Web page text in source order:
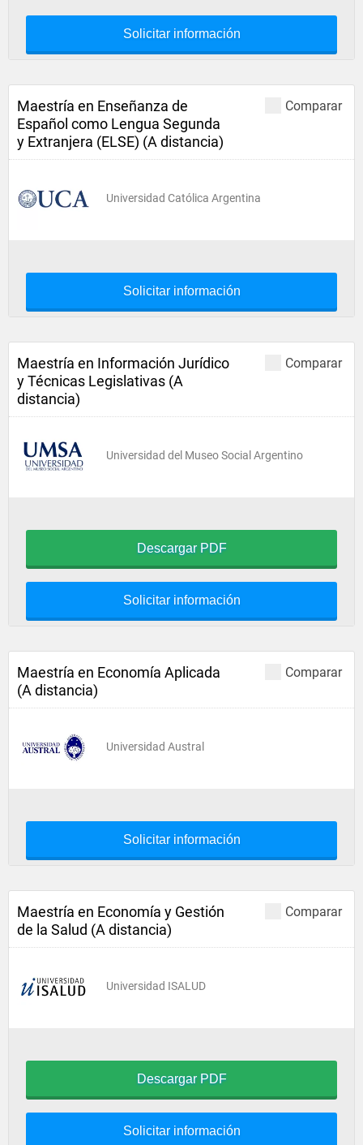
Solicitar información
Comparar
Maestría en Enseñanza de
Español como Lengua Segunda
y Extranjera (ELSE) (A distancia)
Universidad Católica Argentina
Solicitar información
Comparar
Maestría en Información Jurídico
y Técnicas Legislativas (A
distancia)
Universidad del Museo Social Argentino
Descargar PDF
Solicitar información
Comparar
Maestría en Economía Aplicada
(A distancia)
Universidad Austral
Solicitar información
Comparar
Maestría en Economía y Gestión
de la Salud (A distancia)
Universidad ISALUD
Descargar PDF
Solicitar información